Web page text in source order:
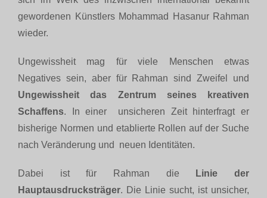
gewordenen Künstlers Mohammad Hasanur Rahman
wieder.
Ungewissheit mag für viele Menschen etwas
Negatives sein, aber für Rahman sind Zweifel und
Ungewissheit das Zentrum seines kreativen
Schaffens. In einer unsicheren Zeit hinterfragt er
bisherige Normen und etablierte Rollen auf der Suche
nach Veränderung und neuen Identitäten.
Dabei ist für Rahman die
Linie der
Hauptausdrucksträger. Die Linie sucht, ist unsicher,